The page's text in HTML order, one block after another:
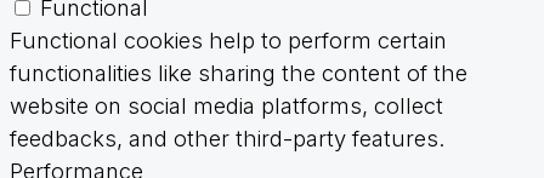
Functional
Functional cookies help to perform certain
functionalities like sharing the content of the
website on social media platforms, collect
feedbacks, and other third-party features.
Performance